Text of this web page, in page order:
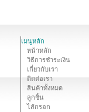
เมนูหลัก
หน้าหลัก
วิธีการชำระเงิน
เกี่ยวกับเรา
ติดต่อเรา
สินค้าทั้งหมด
ลูกชิ้น
ไส้กรอก